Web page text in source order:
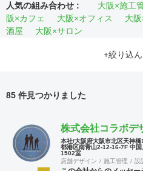
人気の組み合わせ : 大阪×施工
阪×カフェ
大阪×オフィス 大
酒屋
大阪×サロン
+絞り込
85 件見つかりました
株式会社コラボデ
本社/大阪府大阪市北区天神
都港区南青山2-12-16-7F 中
1502室
店舗デザイン
施工管理 設